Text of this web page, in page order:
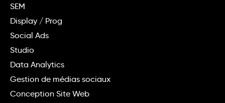
SEM
Display / Prog
Social Ads
Studio
Data Analytics
Gestion de médias sociaux
Conception Site Web